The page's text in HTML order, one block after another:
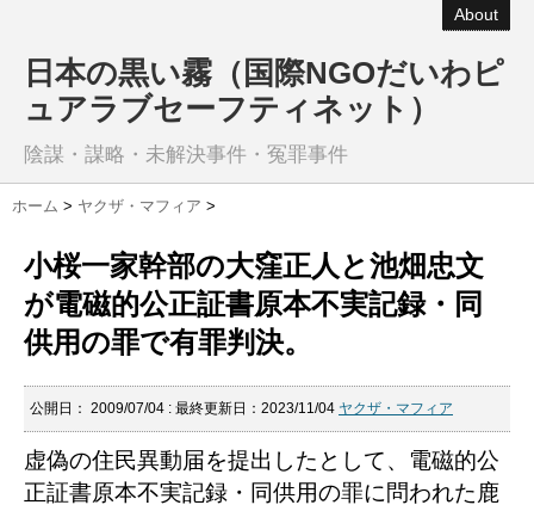
About
日本の黒い霧（国際NGOだいわピ
ュアラブセーフティネット）
陰謀・謀略・未解決事件・冤罪事件
ホーム > ヤクザ・マフィア >
小桜一家幹部の大窪正人と池畑忠文
が電磁的公正証書原本不実記録・同
供用の罪で有罪判決。
公開日： 2009/07/04 : 最終更新日：2023/11/04 ヤクザ・マフィア
虚偽の住民異動届を提出したとして、電磁的公
正証書原本不実記録・同供用の罪に問われた鹿